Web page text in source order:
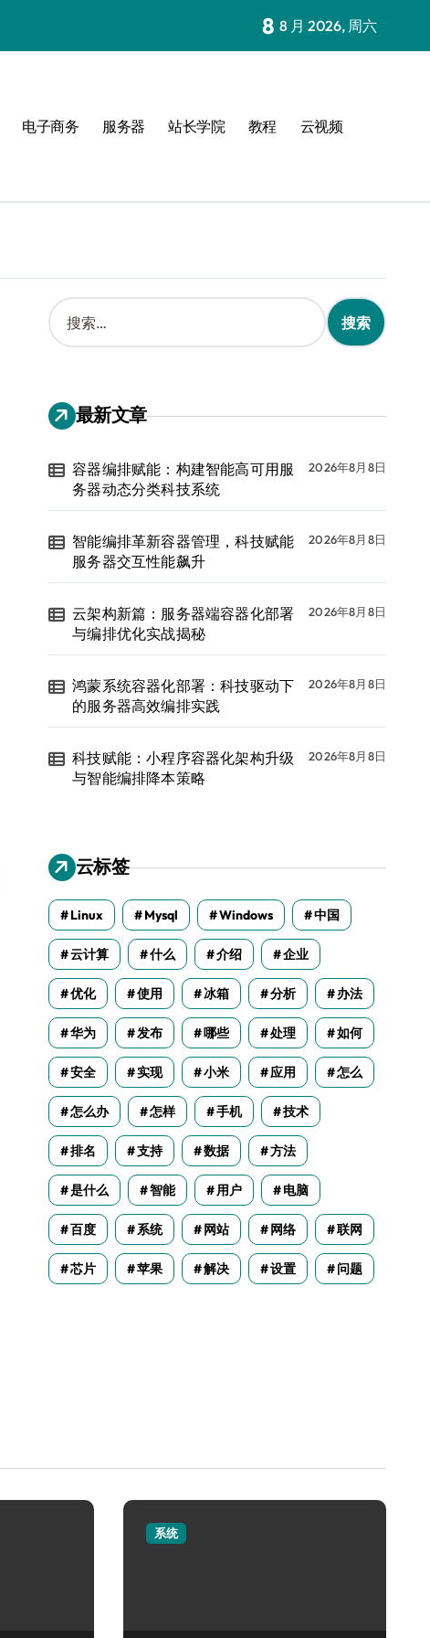
8 8 月 2026, 周六
电子商务 服务器 站长学院 教程 云视频
搜
索
：
最新文章
容器编排赋能：构建智能高可用服
务器动态分类科技系统
2026年8月8日
智能编排革新容器管理，科技赋能
服务器交互性能飙升
2026年8月8日
云架构新篇：服务器端容器化部署
与编排优化实战揭秘
2026年8月8日
鸿蒙系统容器化部署：科技驱动下
的服务器高效编排实践
2026年8月8日
科技赋能：小程序容器化架构升级
与智能编排降本策略
2026年8月8日
云标签
Linux Mysql Windows 中国
云计算 什么 介绍 企业
优化 使用 冰箱 分析 办法
华为 发布 哪些 处理 如何
安全 实现 小米 应用 怎么
怎么办 怎样 手机 技术
排名 支持 数据 方法
是什么 智能 用户 电脑
百度 系统 网站 网络 联网
芯片 苹果 解决 设置 问题
系统